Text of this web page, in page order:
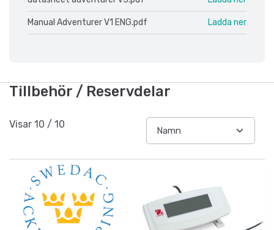
Manual Adventurer V1 ENG.pdf Ladda ner
Tillbehör / Reservdelar
Visar 10 / 10